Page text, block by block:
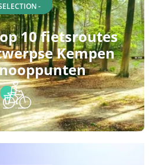
-
10 fietsroutes
Kempen